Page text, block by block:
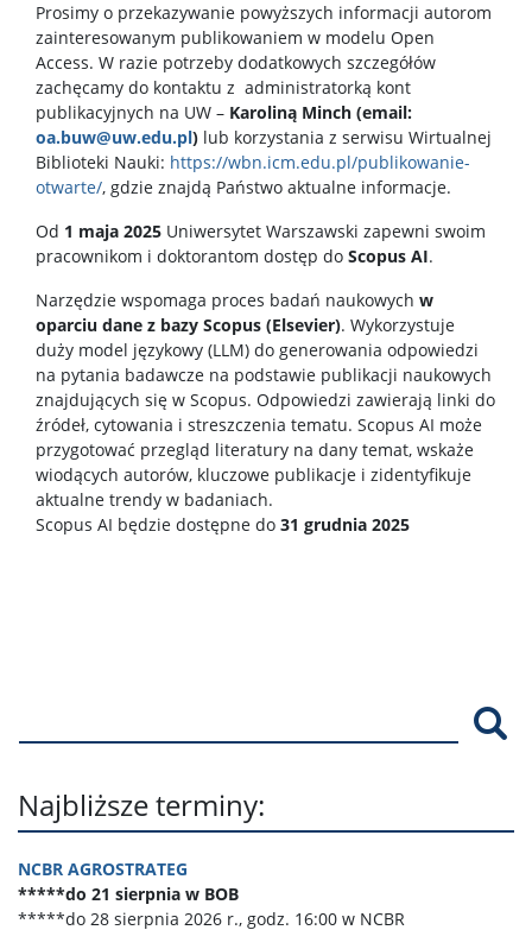
Prosimy o przekazywanie powyższych informacji autorom
zainteresowanym publikowaniem w modelu Open
Access. W razie potrzeby dodatkowych szczegółów
zachęcamy do kontaktu z administratorką kont
publikacyjnych na UW – Karoliną Minch (email:
oa.buw@uw.edu.pl) lub korzystania z serwisu Wirtualnej
Biblioteki Nauki: https://wbn.icm.edu.pl/publikowanie-
otwarte/, gdzie znajdą Państwo aktualne informacje.
Od 1 maja 2025 Uniwersytet Warszawski zapewni swoim
pracownikom i doktorantom dostęp do Scopus AI.
Narzędzie wspomaga proces badań naukowych w
oparciu dane z bazy Scopus (Elsevier). Wykorzystuje
duży model językowy (LLM) do generowania odpowiedzi
na pytania badawcze na podstawie publikacji naukowych
znajdujących się w Scopus. Odpowiedzi zawierają linki do
źródeł, cytowania i streszczenia tematu. Scopus AI może
przygotować przegląd literatury na dany temat, wskaże
wiodących autorów, kluczowe publikacje i zidentyfikuje
aktualne trendy w badaniach.
Scopus AI będzie dostępne do 31 grudnia 2025
Najbliższe terminy:
NCBR AGROSTRATEG
*****do 21 sierpnia w BOB
*****do 28 sierpnia 2026 r., godz. 16:00 w NCBR